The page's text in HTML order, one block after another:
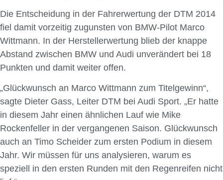
Die Entscheidung in der Fahrerwertung der DTM 2014
fiel damit vorzeitig zugunsten von BMW-Pilot Marco
Wittmann. In der Herstellerwertung blieb der knappe
Abstand zwischen BMW und Audi unverändert bei 18
Punkten und damit weiter offen.
„Glückwunsch an Marco Wittmann zum Titelgewinn“,
sagte Dieter Gass, Leiter DTM bei Audi Sport. „Er hatte
in diesem Jahr einen ähnlichen Lauf wie Mike
Rockenfeller in der vergangenen Saison. Glückwunsch
auch an Timo Scheider zum ersten Podium in diesem
Jahr. Wir müssen für uns analysieren, warum es
speziell in den ersten Runden mit den Regenreifen nicht